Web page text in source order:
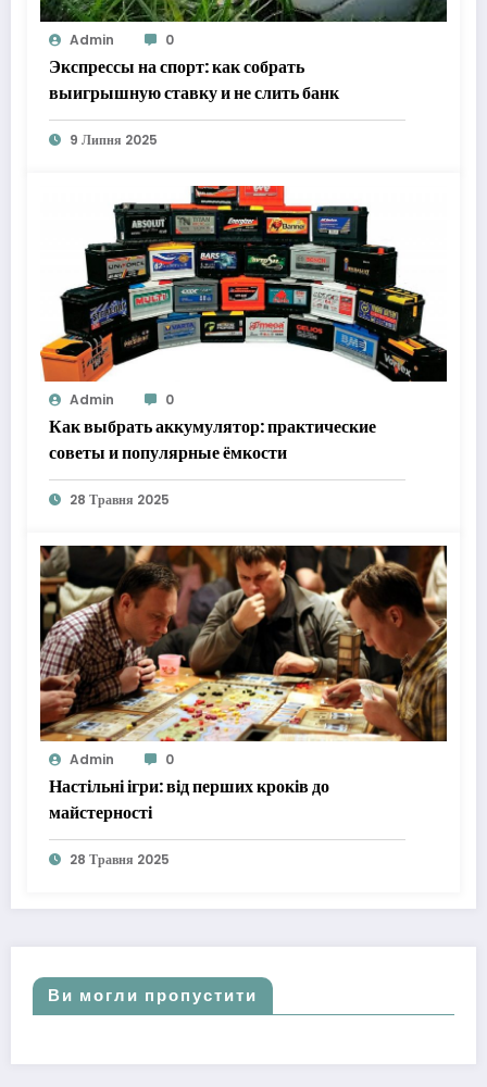
Admin 0
Экспрессы на спорт: как собрать
выигрышную ставку и не слить банк
9 Липня 2025
Admin 0
Как выбрать аккумулятор: практические
советы и популярные ёмкости
28 Травня 2025
Admin 0
Настільні ігри: від перших кроків до
майстерності
28 Травня 2025
Ви могли пропустити